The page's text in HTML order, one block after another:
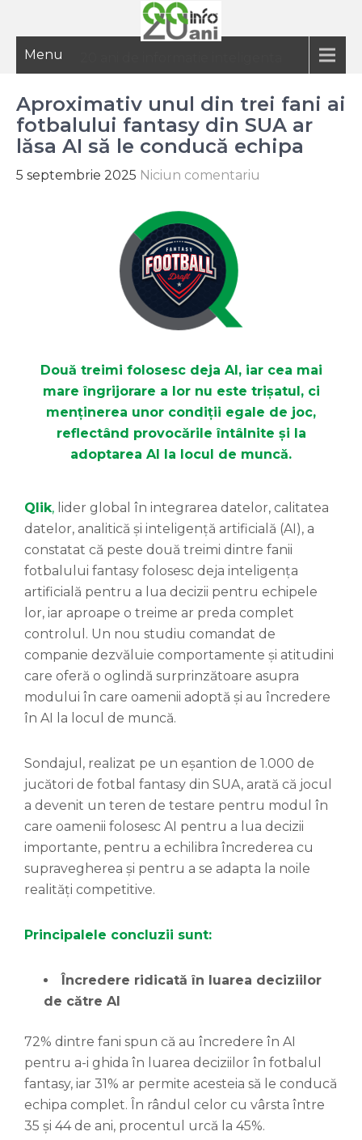
Menu
Aproximativ unul din trei fani ai
fotbalului fantasy din SUA ar
lăsa AI să le conducă echipa
5 septembrie 2025 Niciun comentariu
Două treimi folosesc deja AI, iar cea mai
mare îngrijorare a lor nu este trișatul, ci
menținerea unor condiții egale de joc,
reflectând provocările întâlnite și la
adoptarea AI la locul de muncă.
Qlik, lider global în integrarea datelor, calitatea
datelor, analitică și inteligență artificială (AI), a
constatat că peste două treimi dintre fanii
fotbalului fantasy folosesc deja inteligența
artificială pentru a lua decizii pentru echipele
lor, iar aproape o treime ar preda complet
controlul. Un nou studiu comandat de
companie dezvăluie comportamente și atitudini
care oferă o oglindă surprinzătoare asupra
modului în care oamenii adoptă și au încredere
în AI la locul de muncă.
Sondajul, realizat pe un eșantion de 1.000 de
jucători de fotbal fantasy din SUA, arată că jocul
a devenit un teren de testare pentru modul în
care oamenii folosesc AI pentru a lua decizii
importante, pentru a echilibra încrederea cu
supravegherea și pentru a se adapta la noile
realități competitive.
Principalele concluzii sunt:
Încredere ridicată în luarea deciziilor
de către AI
72% dintre fani spun că au încredere în AI
pentru a-i ghida în luarea deciziilor în fotbalul
fantasy, iar 31% ar permite acesteia să le conducă
echipa complet. În rândul celor cu vârsta între
35 și 44 de ani, procentul urcă la 45%.